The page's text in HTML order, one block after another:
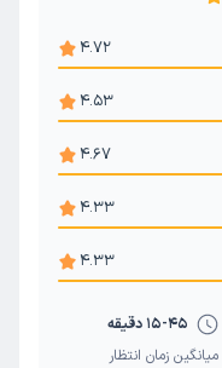
4.72
4.53
4.67
4.33
4.33
15-45 دقیقه
میانگین زمان انتظار